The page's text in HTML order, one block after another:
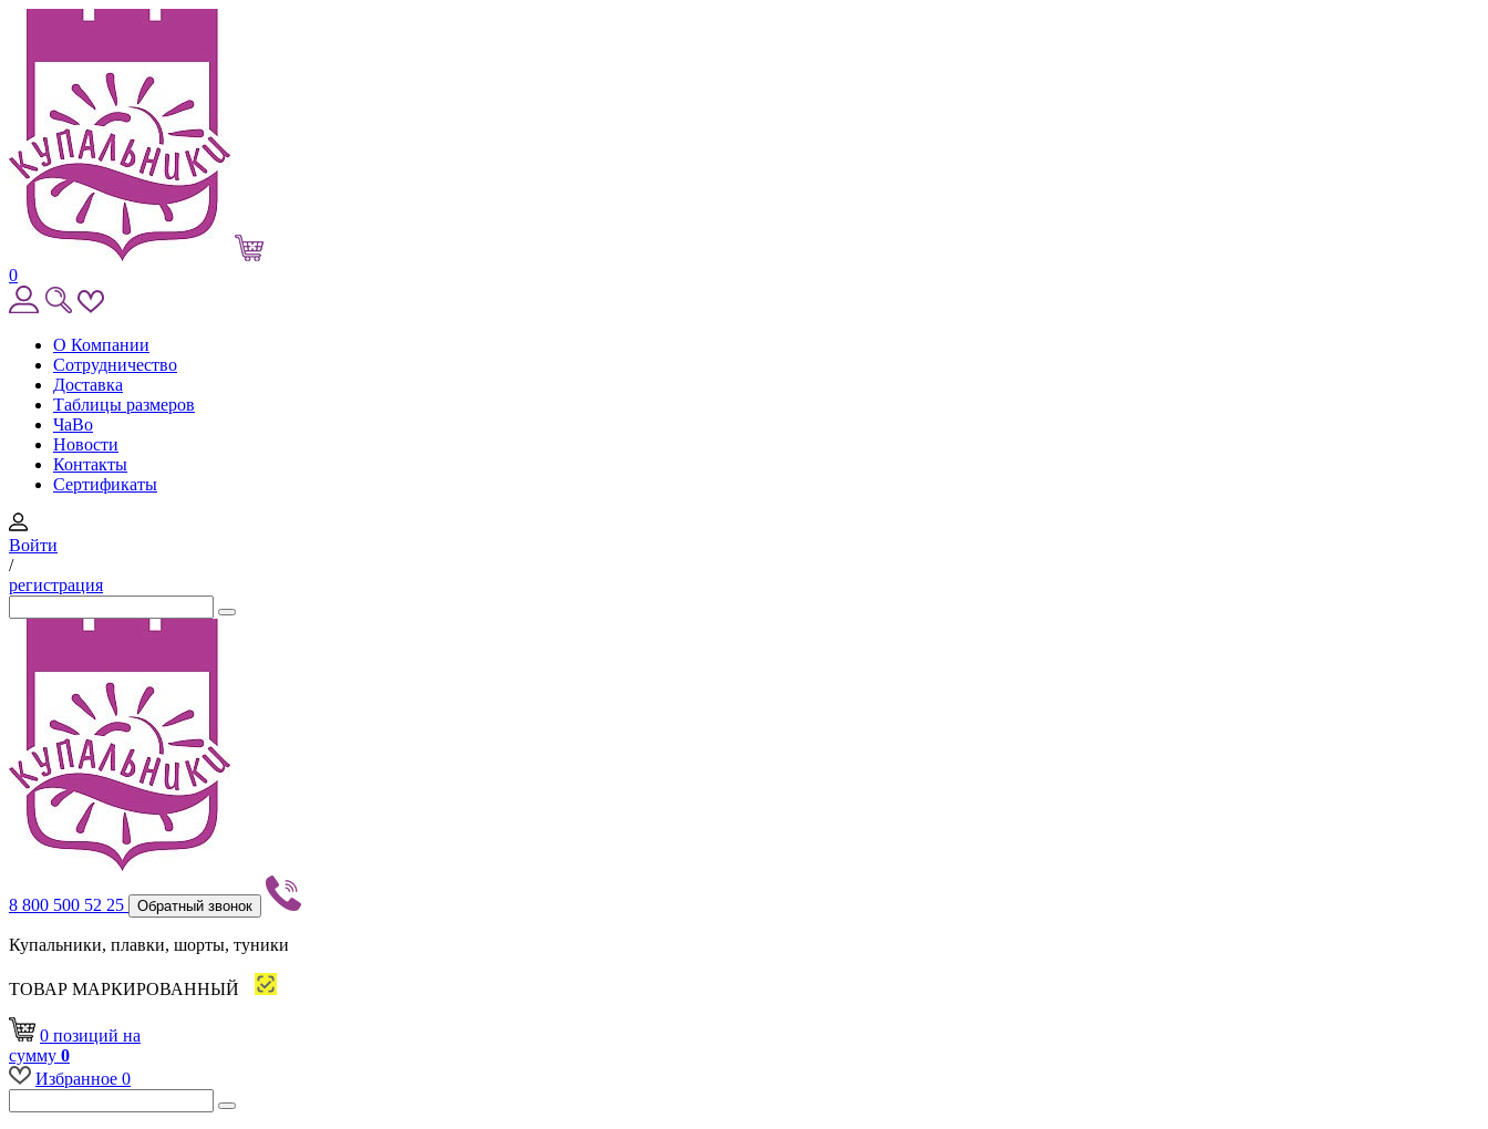
0
О Компании
Сотрудничество
Доставка
Таблицы размеров
ЧаВо
Новости
Контакты
Сертификаты
Войти
/
регистрация
8 800 500 52 25 Обратный звонок
Купальники, плавки, шорты, туники
ТОВАР МАРКИРОВАННЫЙ
0 позиций на
сумму 0
Избранное 0